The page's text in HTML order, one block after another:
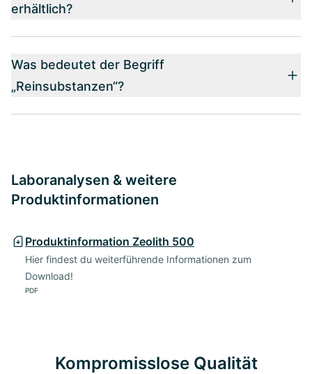
erhältlich?
Was bedeutet der Begriff
„Reinsubstanzen“?
Laboranalysen & weitere
Produktinformationen
Produktinformation Zeolith 500
Hier findest du weiterführende Informationen zum
Download!
PDF
Kompromisslose Qualität